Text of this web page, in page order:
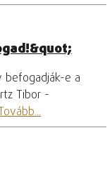
e a
Tibor -